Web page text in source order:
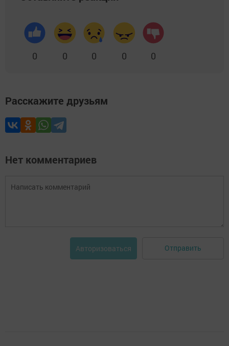
0 0 0 0 0
Расскажите друзьям
Нет комментариев
Авторизоваться Отправить